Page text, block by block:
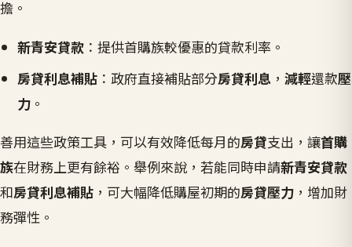
擔。
新青安貸款 ：提供首購族較優惠的貸款利率。
房貸利息補貼 ：政府直接補貼部分房貸利息 ，減輕還款壓
力 。
善用這些政策工具，可以有效降低每月的房貸支出，讓首購
族在財務上更有餘裕。舉例來說，若能同時申請新青安貸款
和房貸利息補貼 ，可大幅降低購屋初期的房貸壓力 ，增加財
務彈性。